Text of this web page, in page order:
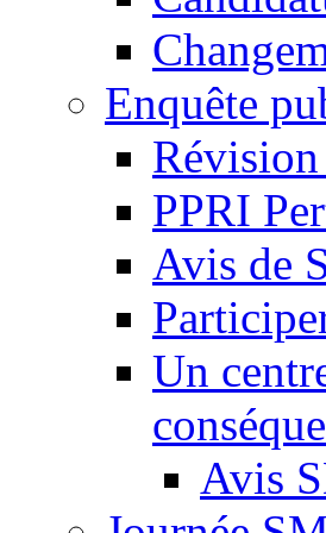
Enquête
PPRI
Avis de
Un
Avis